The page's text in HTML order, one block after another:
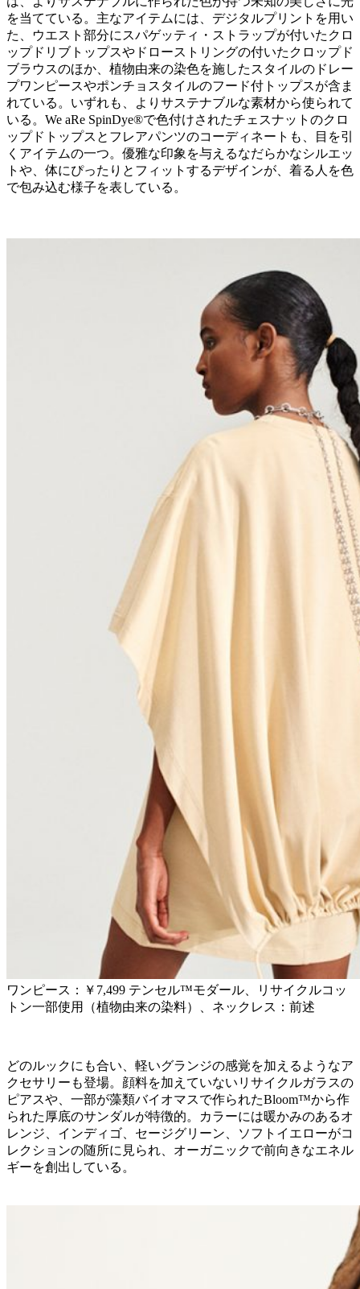
を当てている。主なアイテムには、デジタルプリントを用い
た、ウエスト部分にスパゲッティ・ストラップが付いたクロ
ップドリブトップスやドローストリングの付いたクロップド
ブラウスのほか、植物由来の染色を施したスタイルのドレー
プワンピースやポンチョスタイルのフード付トップスが含ま
れている。いずれも、よりサステナブルな素材から使られて
いる。We aRe SpinDye®で色付けされたチェスナットのクロ
ップドトップスとフレアパンツのコーディネートも、目を引
くアイテムの一つ。優雅な印象を与えるなだらかなシルエッ
トや、体にぴったりとフィットするデザインが、着る人を色
で包み込む様子を表している。
ワンピース：￥7,499 テンセル™モダール、リサイクルコッ
トン一部使用（植物由来の染料）、ネックレス：前述
どのルックにも合い、軽いグランジの感覚を加えるようなア
クセサリーも登場。顔料を加えていないリサイクルガラスの
ピアスや、一部が藻類バイオマスで作られたBloom™から作
られた厚底のサンダルが特徴的。カラーには暖かみのあるオ
レンジ、インディゴ、セージグリーン、ソフトイエローがコ
レクションの随所に見られ、オーガニックで前向きなエネル
ギーを創出している。